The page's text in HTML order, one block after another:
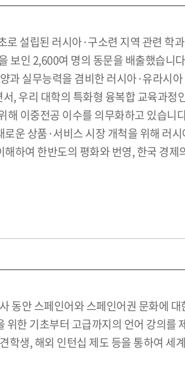
설립된 러시아·구소련 지역 관련 학
보인 2,600여 명의 동문을 배출했습니
실무능력을 겸비한 러시아·유라시
, 우리 대학의 특화형 융복합 교육과
이중전공 이수를 의무화하고 있습
운 상품·서비스 시장 개척을 위해 러
하여 한반도의 평화와 번영, 한국 경
안 스페인어와 스페인어권 문화에
한 기초부터 고급까지의 언어 강의를
생, 해외 인턴십 제도 등을 통하여